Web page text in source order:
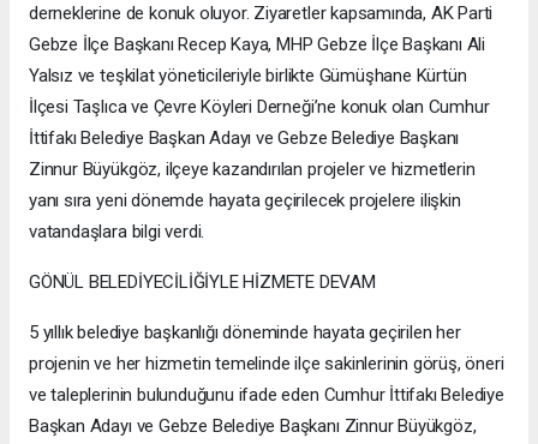
derneklerine de konuk oluyor. Ziyaretler kapsamında, AK Parti
Gebze İlçe Başkanı Recep Kaya, MHP Gebze İlçe Başkanı Ali
Yalsız ve teşkilat yöneticileriyle birlikte Gümüşhane Kürtün
İlçesi Taşlıca ve Çevre Köyleri Derneği’ne konuk olan Cumhur
İttifakı Belediye Başkan Adayı ve Gebze Belediye Başkanı
Zinnur Büyükgöz, ilçeye kazandırılan projeler ve hizmetlerin
yanı sıra yeni dönemde hayata geçirilecek projelere ilişkin
vatandaşlara bilgi verdi.
GÖNÜL BELEDİYECİLİĞİYLE HİZMETE DEVAM
5 yıllık belediye başkanlığı döneminde hayata geçirilen her
projenin ve her hizmetin temelinde ilçe sakinlerinin görüş, öneri
ve taleplerinin bulunduğunu ifade eden Cumhur İttifakı Belediye
Başkan Adayı ve Gebze Belediye Başkanı Zinnur Büyükgöz,